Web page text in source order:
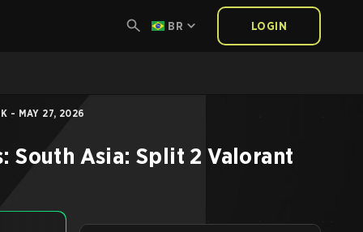
BR LOGIN
- MAY 27, 2026
South Asia: Split 2 Valorant